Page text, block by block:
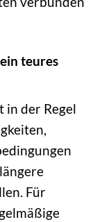
teures
in der Regel
Für